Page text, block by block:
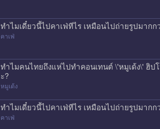
ทำไมเดี๋ยวนี้ไปคาเฟ่ทีไร เหมือนไปถ่ายรูปมาก
คาเฟ่
ทำไมคนไทยถึงแห่ไปทำคอนเทนต์ \'หมูเด้ง\' ฮิป
ะ?
หมูเด้ง
ทำไมเดี๋ยวนี้ไปคาเฟ่ทีไร เหมือนไปถ่ายรูปมาก
คาเฟ่